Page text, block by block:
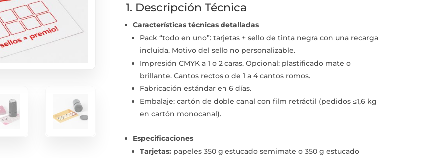
1. Descripción Técnica
Características técnicas detalladas
Pack “todo en uno”: tarjetas + sello de tinta negra con una recarga
incluida. Motivo del sello no personalizable.
Impresión CMYK a 1 o 2 caras. Opcional: plastificado mate o
brillante. Cantos rectos o de 1 a 4 cantos romos.
Fabricación estándar en 6 días.
Embalaje: cartón de doble canal con film retráctil (pedidos ≤1,6 kg
en cartón monocanal).
Especificaciones
Tarjetas: papeles 350 g estucado semimate o 350 g estucado